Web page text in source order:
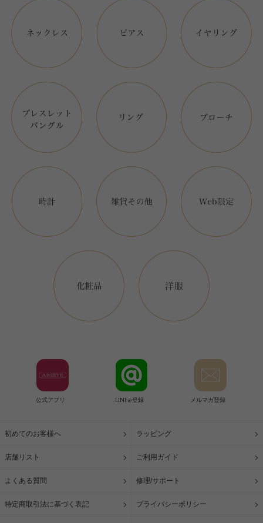
公式アプリ LINE@登録 メルマガ登録
初めてのお客様へ ラッピング
店舗リスト ご利用ガイド
よくある質問 修理/サポート
特定商取引法に基づく表記 プライバシーポリシー